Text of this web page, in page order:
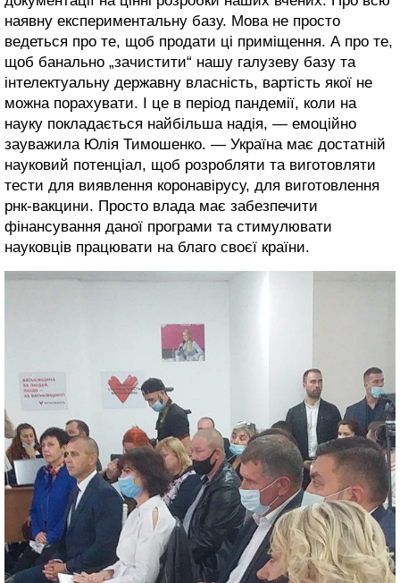
наявну експериментальну базу. Мова не просто
ведеться про те, щоб продати ці приміщення. А про те,
щоб банально „зачистити“ нашу галузеву базу та
інтелектуальну державну власність, вартість якої не
можна порахувати. І це в період пандемії, коли на
науку покладається найбільша надія, — емоційно
зауважила Юлія Тимошенко. — Україна має достатній
науковий потенціал, щоб розробляти та виготовляти
тести для виявлення коронавірусу, для виготовлення
рнк-вакцини. Просто влада має забезпечити
фінансування даної програми та стимулювати
науковців працювати на благо своєї країни.